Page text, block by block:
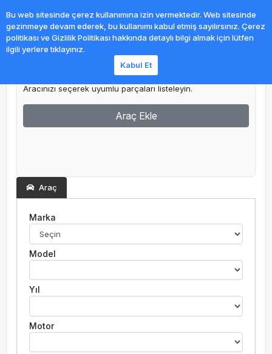
Aracınızı seçerek uyumlu parçaları listeleyin.
Araç Ekle
Araç
Marka
Model
Yıl
Motor
Bu web sitesinde çerez kullanımına izin vermektedir. Web sitesinde
gezinmeye devam ederek, bu kullanımı kabul etmiş sayılırsınız. Çerez
politikası ve Gizlilik Politikası hakkında detaylı bilgi almak için lütfen
ilgili yerlere tıklayınız.
Kabul Et